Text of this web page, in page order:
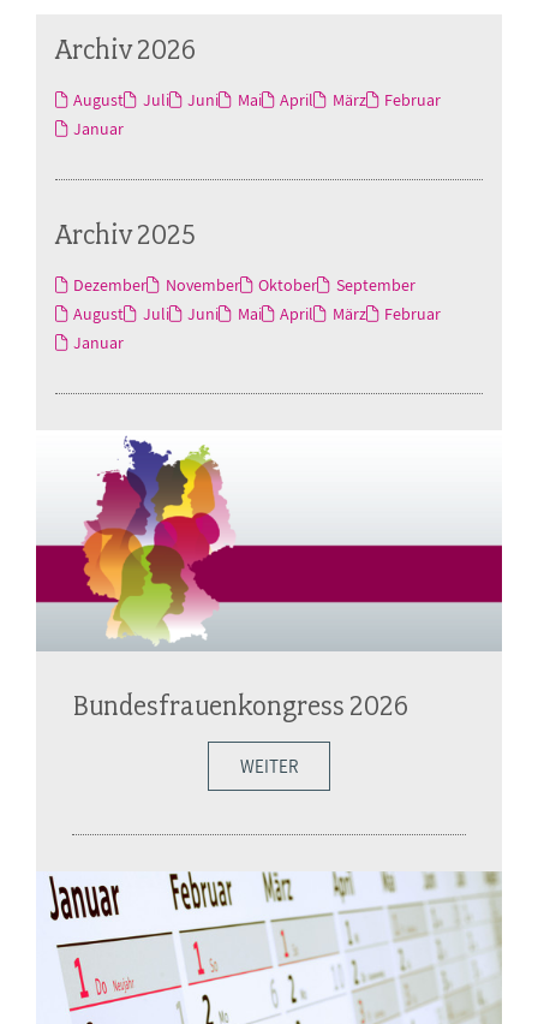
Archiv 2026
August Juli Juni Mai April März
Februar
Januar
Archiv 2025
Dezember November Oktober
September
August
Juli Juni Mai April März
Februar
Januar
Bundesfrauenkongress 2026
WEITER